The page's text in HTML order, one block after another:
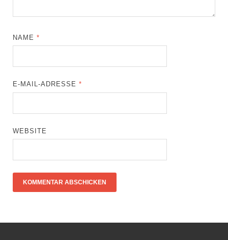
NAME*
E-MAIL-ADRESSE*
WEBSITE